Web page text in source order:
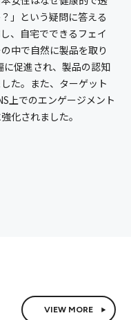
」という疑問に答える
、自宅でできるフェイ
中で自然に製品を取り
に促進され、製品の認知
た。また、ターゲット
上でのエンゲージメント
化されました。
VIEW MORE